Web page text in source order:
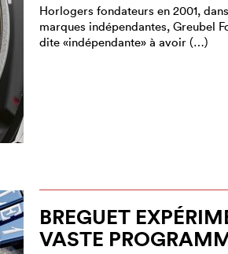
Horlogers fondateurs en 2001,
marques indépendantes, Greubel
dite «indépendante» à avoir (…)
BREGUET
VASTE